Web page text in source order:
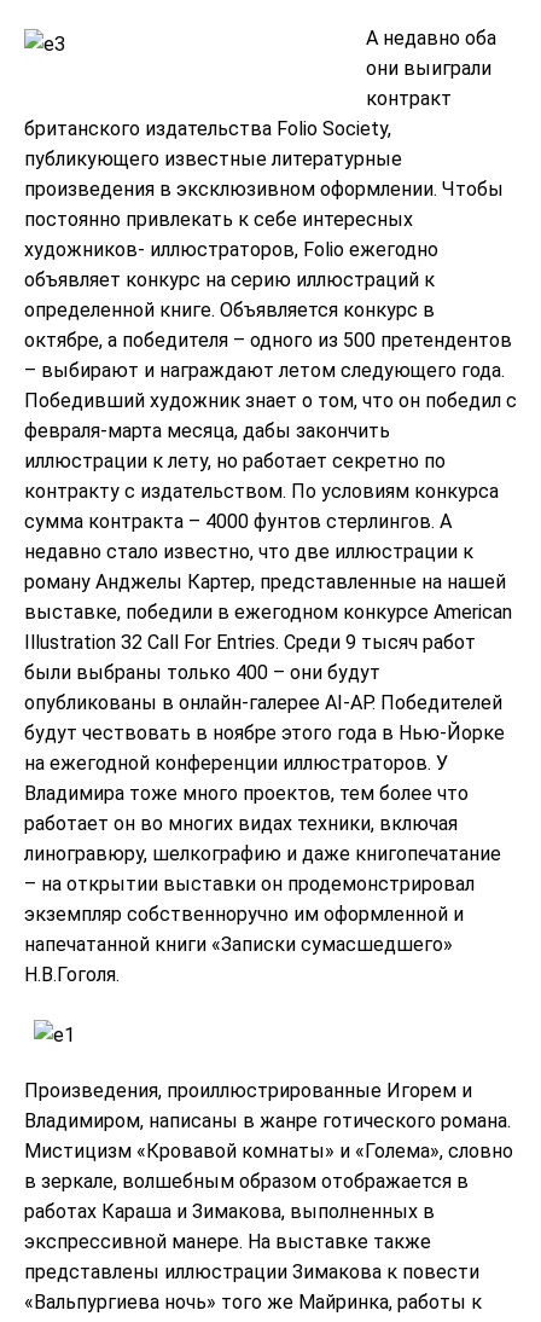
А недавно оба
они выиграли
контракт
британского издательства Folio Society,
публикующего известные литературные
произведения в эксклюзивном оформлении. Чтобы
постоянно привлекать к себе интересных
художников- иллюстраторов, Folio ежегодно
объявляет конкурс на серию иллюстраций к
определенной книге. Объявляется конкурс в
октябре, а победителя – одного из 500 претендентов
– выбирают и награждают летом следующего года.
Победивший художник знает о том, что он победил с
февраля-марта месяца, дабы закончить
иллюстрации к лету, но работает секретно по
контракту с издательством. По условиям конкурса
сумма контракта – 4000 фунтов стерлингов. А
недавно стало известно, что две иллюстрации к
роману Анджелы Картер, представленные на нашей
выставке, победили в ежегодном конкурсе American
Illustration 32 Call For Entries. Среди 9 тысяч работ
были выбраны только 400 – они будут
опубликованы в онлайн-галерее AI-AP. Победителей
будут чествовать в ноябре этого года в Нью-Йорке
на ежегодной конференции иллюстраторов. У
Владимира тоже много проектов, тем более что
работает он во многих видах техники, включая
линогравюру, шелкографию и даже книгопечатание
– на открытии выставки он продемонстрировал
экземпляр собственноручно им оформленной и
напечатанной книги «Записки сумасшедшего»
Н.В.Гоголя.
Произведения, проиллюстрированные Игорем и
Владимиром, написаны в жанре готического романа.
Мистицизм «Кровавой комнаты» и «Голема», словно
в зеркале, волшебным образом отображается в
работах Караша и Зимакова, выполненных в
экспрессивной манере. На выставке также
представлены иллюстрации Зимакова к повести
«Вальпургиева ночь» того же Майринка, работы к